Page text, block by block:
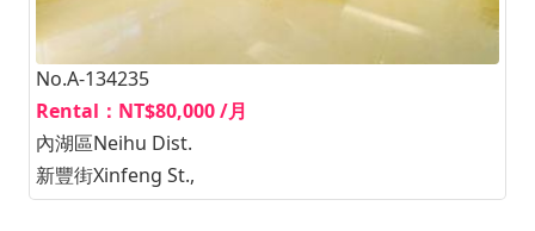
No.A-134235
Rental：NT$80,000 /月
內湖區Neihu Dist.
新豐街Xinfeng St.,